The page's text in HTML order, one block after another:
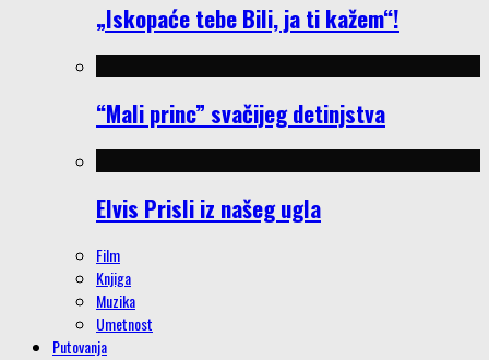
„Iskopaće tebe Bili, ja ti kažem“!
“Mali princ” svačijeg detinjstva
Elvis Prisli iz našeg ugla
Film
Knjiga
Muzika
Umetnost
Putovanja